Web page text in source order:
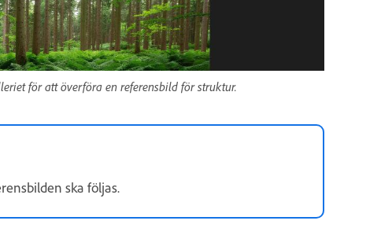
för att överföra en referensbild för struktur.
ska följas.